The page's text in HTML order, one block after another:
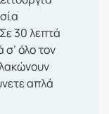
30 λεπτά
όλο τον
απλά